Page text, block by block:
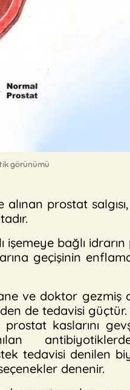
görünümü
prostat salgısı,
bağlı idrarın
geçişinin
ve doktor gezmiş
de tedavisi
kaslarını
tedavisi denilen
denenir.